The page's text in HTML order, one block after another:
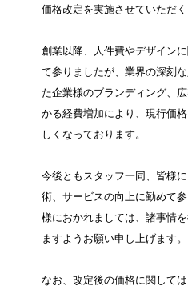
価格改定を実施させていただく
創業以降、人件費やデザイン
て参りましたが、業界の深刻
た企業様のブランディング、
かる経費増加により、現行価
しくなっております。
今後ともスタッフ一同、皆様
術、サービスの向上に勤めて
様におかれましては、諸事情
ますようお願い申し上げます。
なお、改定後の価格に関して